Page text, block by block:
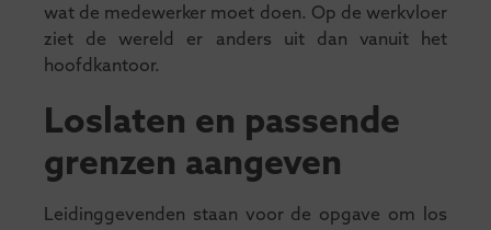
wat de medewerker moet doen. Op de werkvloer
ziet de wereld er anders uit dan vanuit het
hoofdkantoor.
Loslaten en passende
grenzen aangeven
Leidinggevenden staan voor de opgave om los